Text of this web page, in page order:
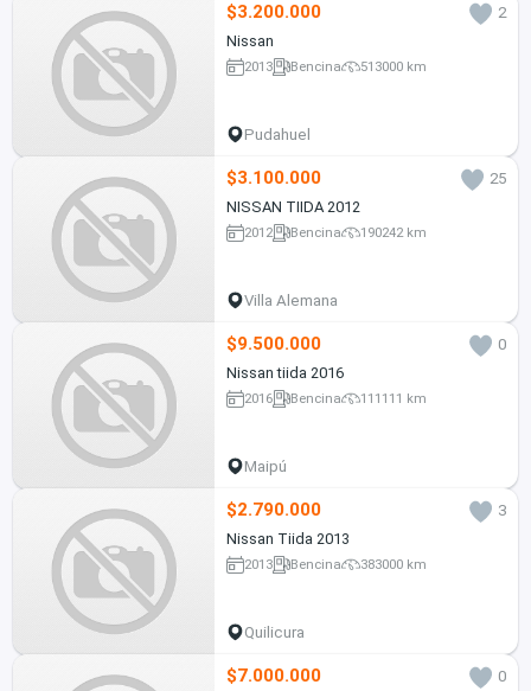
$3.200.000
2
Nissan
2013 Bencina 513000 km
Pudahuel
$3.100.000
25
NISSAN TIIDA 2012
2012 Bencina 190242 km
Villa Alemana
$9.500.000
0
Nissan tiida 2016
2016 Bencina 111111 km
Maipú
$2.790.000
3
Nissan Tiida 2013
2013 Bencina 383000 km
Quilicura
$7.000.000
0